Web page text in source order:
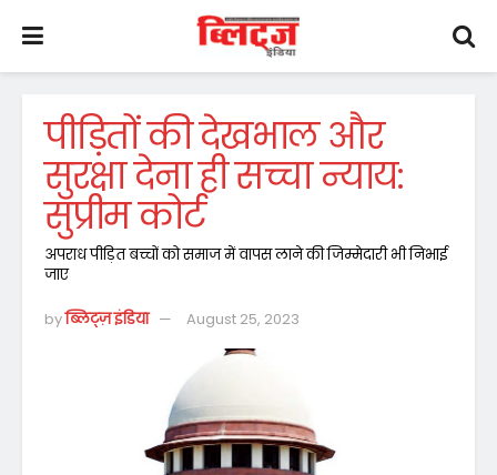
पीड़ितों की देखभाल और
सुरक्षा देना ही सच्चा न्याय:
सुप्रीम कोर्ट
अपराध पीड़ित बच्चों को समाज में वापस लाने की जिम्मेदारी भी निभाई
जाए
byब्लिट्ज़ इंडिया August 25, 2023